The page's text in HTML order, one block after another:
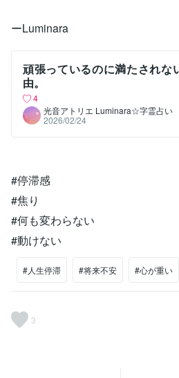
ーLuminara
頑張っているのに満たされな
由。
4
光音アトリエ Luminara☆字霊占い
2026/02/24
#停滞感
#焦り
#何も変わらない
#動けない
#人生停滞 #将来不安 #心が重い
3